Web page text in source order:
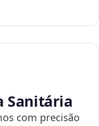
Sanitária
com precisão